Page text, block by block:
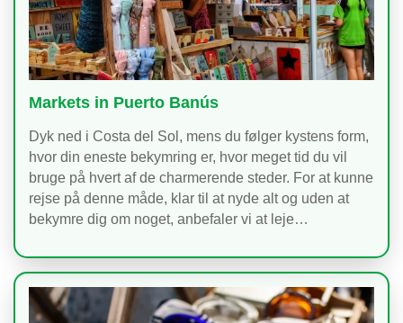
Markets in Puerto Banús
Dyk ned i Costa del Sol, mens du følger kystens form,
hvor din eneste bekymring er, hvor meget tid du vil
bruge på hvert af de charmerende steder. For at kunne
rejse på denne måde, klar til at nyde alt og uden at
bekymre dig om noget, anbefaler vi at leje…